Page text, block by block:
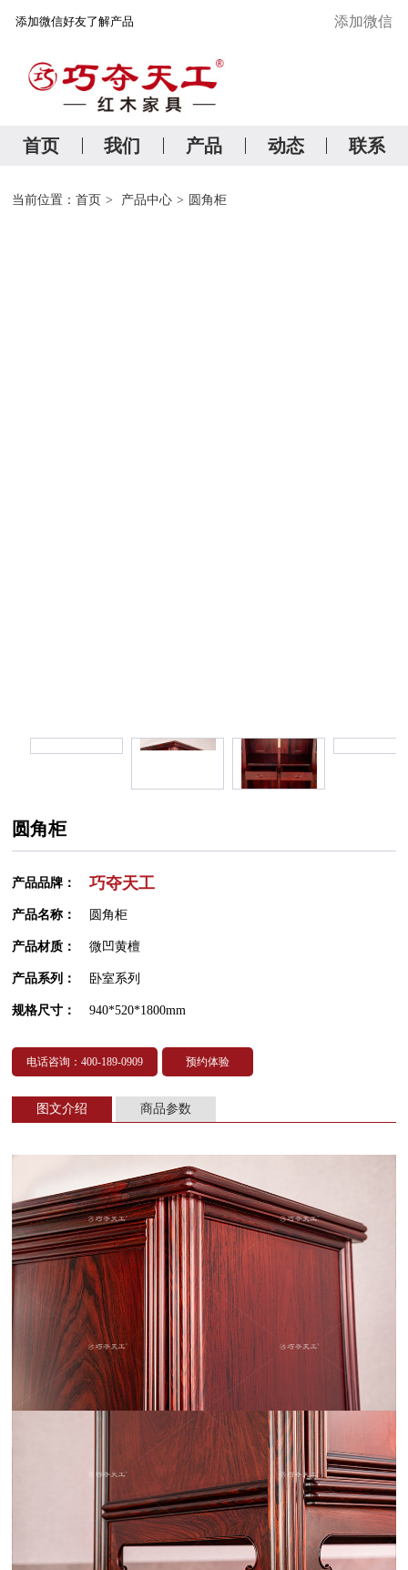
首页 我们 产品 动态 联系
当前位置：首页 > 产品中心 > 圆角柜
圆角柜
产品品牌： 巧夺天工
产品名称： 圆角柜
产品材质： 微凹黄檀
产品系列： 卧室系列
规格尺寸： 940*520*1800mm
电话咨询：400-189-0909 预约体验
图文介绍 商品参数
首 页
关于我们
添加微信好友了解产品 添加微信